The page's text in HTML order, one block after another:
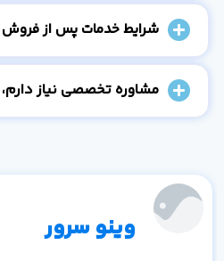
شرایط خدمات پس از
مشاوره تخصصی نیاز
وینو سرور